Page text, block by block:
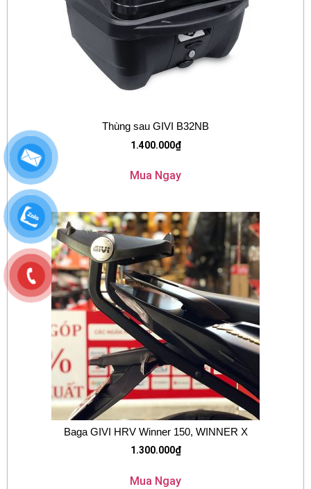
Thùng sau GIVI B32NB
1.400.000₫
Mua Ngay
Baga GIVI HRV Winner 150, WINNER X
1.300.000₫
Mua Ngay